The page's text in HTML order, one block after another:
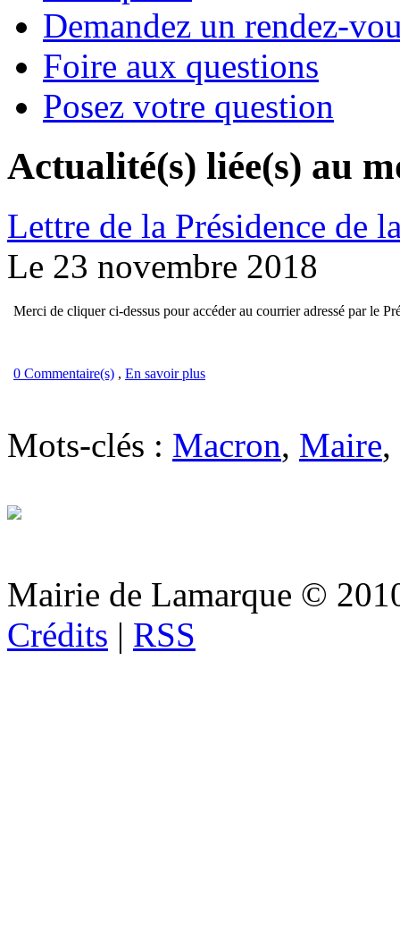
Demandez un rendez-
Foire aux questions
Posez votre question
Actualité(s) liée(s) au
Lettre de la Présidence de
Le 23 novembre 2018
Merci de cliquer ci-dessus pour accéder au courrier adressé par le
0 Commentaire(s) , En savoir plus
Mots-clés : Macron, Maire,
Mairie de Lamarque ©
Crédits | RSS